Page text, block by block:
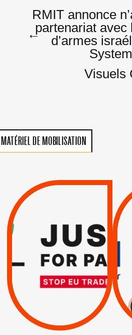
Navigation
de
l’article
←
RMIT annonce
partenariat avec
d’armes
Visuels
MATÉRIEL DE MOBILISATION
VIOLATIONS DES
SUSPENSION
TOTALE DE
L’ACCORD
D’ASSOCIATION UE-
ISRAËL
| Actus Pétitions